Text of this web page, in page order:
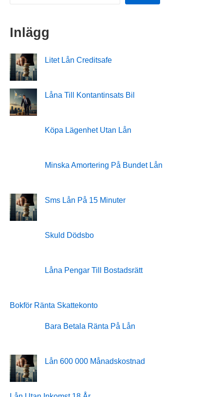
Inlägg
Litet Lån Creditsafe
Låna Till Kontantinsats Bil
Köpa Lägenhet Utan Lån
Minska Amortering På Bundet Lån
Sms Lån På 15 Minuter
Skuld Dödsbo
Låna Pengar Till Bostadsrätt
Bokför Ränta Skattekonto
Bara Betala Ränta På Lån
Lån 600 000 Månadskostnad